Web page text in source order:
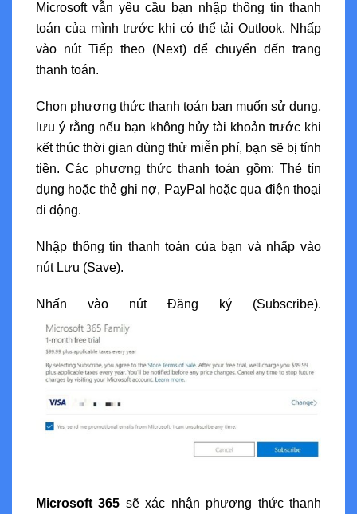
Microsoft vẫn yêu cầu bạn nhập thông tin thanh
toán của mình trước khi có thể tải Outlook. Nhấp
vào nút Tiếp theo (Next) để chuyển đến trang
thanh toán.
Chọn phương thức thanh toán bạn muốn sử dụng,
lưu ý rằng nếu bạn không hủy tài khoản trước khi
kết thúc thời gian dùng thử miễn phí, bạn sẽ bị tính
tiền. Các phương thức thanh toán gồm: Thẻ tín
dụng hoặc thẻ ghi nợ, PayPal hoặc qua điện thoại
di động.
Nhập thông tin thanh toán của bạn và nhấp vào
nút Lưu (Save).
Nhấn vào nút Đăng ký (Subscribe).
Microsoft 365 sẽ xác nhận phương thức thanh